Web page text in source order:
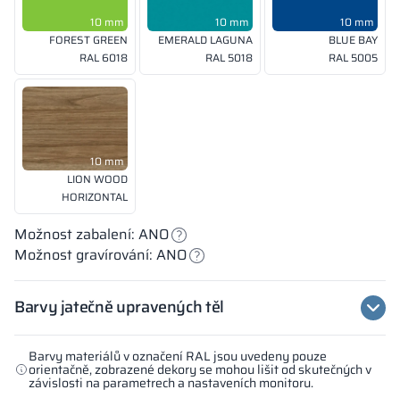
Barvy materiálů v označení RAL jsou uvedeny pouze
orientačně, zobrazené dekory se mohou lišit od skutečných v
závislosti na parametrech a nastaveních monitoru.
10 mm
FOREST GREEN
RAL 6018
10 mm
EMERALD LAGUNA
RAL 5018
10 mm
BLUE BAY
RAL 5005
10 mm
LION WOOD
HORIZONTAL
Možnost zabalení: ANO
Možnost gravírování: ANO
Barvy jatečně upravených těl